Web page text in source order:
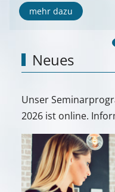
mehr dazu
Neues
Unser
2026 ist online.